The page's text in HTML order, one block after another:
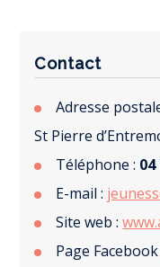
Contact
Adresse
St Pierre
Téléphone : 04
E-mail :
Site web :
Page